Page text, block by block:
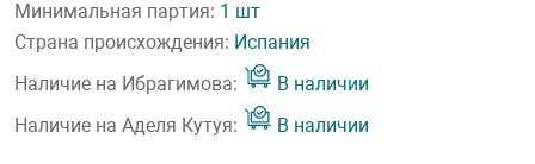
Минимальная партия: 1 шт
Страна происхождения: Испания
Наличие на Ибрагимова:
В наличии
Наличие на Аделя Кутуя:
В наличии